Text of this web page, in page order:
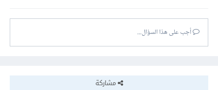
أجب على هذا السؤال...
مشاركة